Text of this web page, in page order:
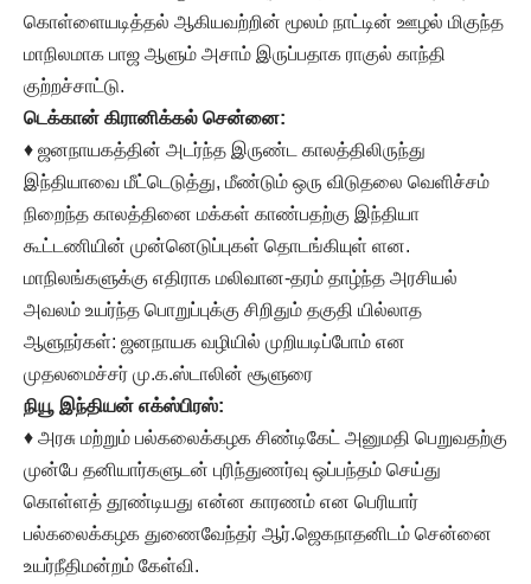
கொள்ளையடித்தல் ஆகியவற்றின் மூலம் நாட்டின் ஊழல் மிகுந்த
மாநிலமாக பாஜ ஆளும் அசாம் இருப்பதாக ராகுல் காந்தி
குற்றச்சாட்டு.
டெக்கான் கிரானிக்கல் சென்னை:
♦ ஜனநாயகத்தின் அடர்ந்த இருண்ட காலத்திலிருந்து
இந்தியாவை மீட்டெடுத்து, மீண்டும் ஒரு விடுதலை வெளிச்சம்
நிறைந்த காலத்தினை மக்கள் காண்பதற்கு இந்தியா
கூட்டணியின் முன்னெடுப்புகள் தொடங்கியுள் ளன.
மாநிலங்களுக்கு எதிராக மலிவான-தரம் தாழ்ந்த அரசியல்
அவலம் உயர்ந்த பொறுப்புக்கு சிறிதும் தகுதி யில்லாத
ஆளுநர்கள்: ஜனநாயக வழியில் முறியடிப்போம் என
முதலமைச்சர் மு.க.ஸ்டாலின் சூளுரை
நியூ இந்தியன் எக்ஸ்பிரஸ்:
♦ அரசு மற்றும் பல்கலைக்கழக சிண்டிகேட் அனுமதி பெறுவதற்கு
முன்பே தனியார்களுடன் புரிந்துணர்வு ஒப்பந்தம் செய்து
கொள்ளத் தூண்டியது என்ன காரணம் என பெரியார்
பல்கலைக்கழக துணைவேந்தர் ஆர்.ஜெகநாதனிடம் சென்னை
உயர்நீதிமன்றம் கேள்வி.